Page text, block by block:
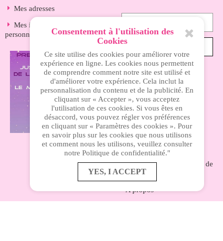
Mes adresses
Mes informations
personnelles
INFORMATIONS
Nos magasins
Livraison
Mentions légales
Nos conditions générales de
ventes
A propos
Consentement à l'utilisation des
Cookies
Ce site utilise des cookies pour améliorer votre
expérience en ligne. Les cookies nous permettent
de comprendre comment notre site est utilisé et
d'améliorer votre expérience. Cela inclut la
personnalisation du contenu et de la publicité. En
cliquant sur « Accepter », vous acceptez
l'utilisation de ces cookies. Si vous êtes en
désaccord, vous pouvez régler vos préférences
en cliquant sur « Paramètres des cookies ». Pour
en savoir plus sur les cookies que nous utilisons
et comment nous les utilisons, veuillez consulter
notre Politique de confidentialité."
YES, I ACCEPT